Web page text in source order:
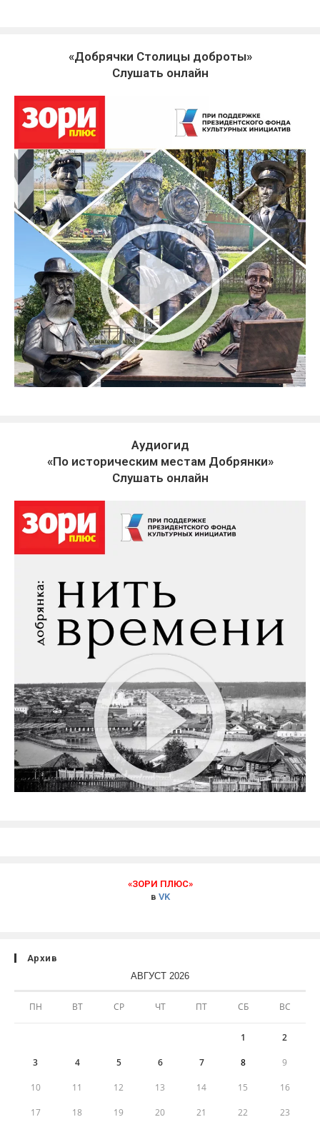
«Добрячки Столицы доброты»
Слушать онлайн
Аудиогид
«По историческим местам Добрянки»
Слушать онлайн
«ЗОРИ ПЛЮС»
в VK
Архив
АВГУСТ 2026
ПН ВТ СР ЧТ ПТ СБ ВС
1 2
3 4 5 6 7 8 9
10 11 12 13 14 15 16
17 18 19 20 21 22 23